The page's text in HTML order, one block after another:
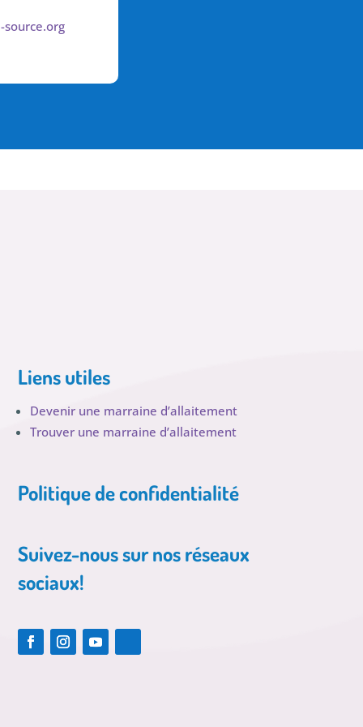
Liens utiles
Devenir une marraine d’allaitement
Trouver une marraine d’allaitement
Politique de confidentialité
Suivez-nous sur nos réseaux
sociaux!